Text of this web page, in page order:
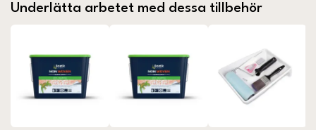
Underlätta arbetet med dessa tillbehör